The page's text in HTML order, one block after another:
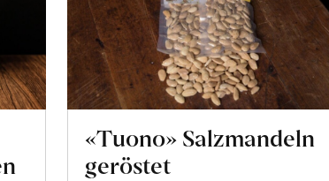
«Tuono» Salzmandeln
geröstet